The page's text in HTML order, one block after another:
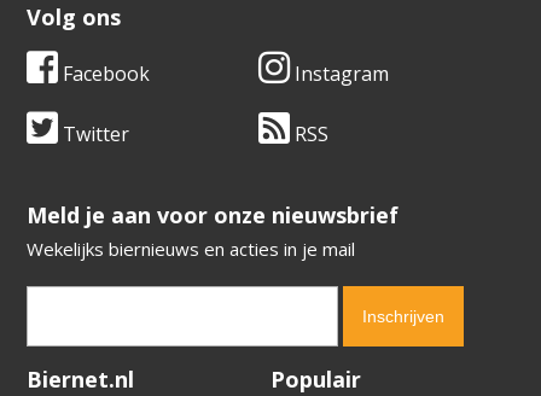
Volg ons
Facebook Instagram
Twitter RSS
​​​​​​​Meld je aan voor onze nieuwsbrief
Wekelijks biernieuws en acties in je mail
Verification code:
Biernet.nl Populair